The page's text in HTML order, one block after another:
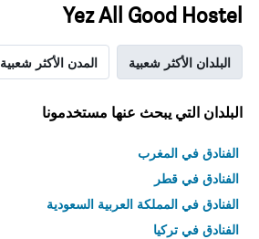
Yez All Good Hostel
البلدان الأكثر شعبية المدن الأكثر شعبية
البلدان التي يبحث عنها مستخدمونا
الفنادق في المغرب
الفنادق في قطر
الفنادق في المملكة العربية السعودية
الفنادق في تركيا